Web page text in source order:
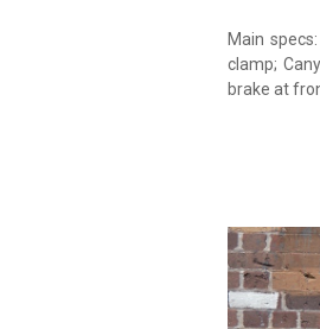
Main
clamp;
brake at